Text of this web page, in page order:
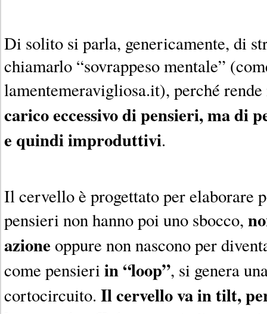
Di solito si parla, genericamente, di
chiamarlo “sovrappeso mentale”
lamentemeravigliosa.it), perché
carico eccessivo di pensieri, ma di
e quindi improduttivi.
Il cervello è progettato per elaborare
pensieri non hanno poi uno sbocco,
azione oppure non nascono per
come pensieriin “loop”, si genera
cortocircuito. Il cervello va in tilt,